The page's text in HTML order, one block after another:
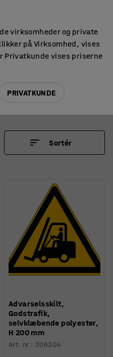
Sortér
Advarselsskilt,
Godstrafik,
selvklæbende polyester,
H 200 mm
Art. nr.: 306304
virksomheder og private
på Virksomhed, vises
Privatkunde vises priserne
PRIVATKUNDE